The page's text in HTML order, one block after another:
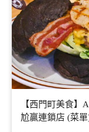
【西門町美食】
尬贏連鎖店 (菜